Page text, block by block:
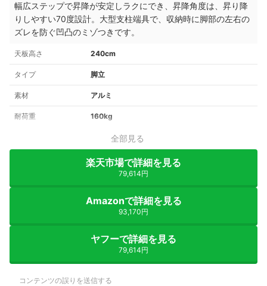
幅広ステップで昇降が安定しラクにでき、昇降角度は 、昇り降
りしやすい70度設計。 大型支柱端具で、収納時に脚部の左右の
ズレを防ぐ凹凸のミゾつきです。
天板高さ 240cm
タイプ 脚立
素材 アルミ
耐荷重 160kg
全部見る
楽天市場で詳細を見る
79,614円
Amazonで詳細を見る
93,170円
ヤフーで詳細を見る
79,614円
コンテンツの誤りを送信する